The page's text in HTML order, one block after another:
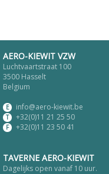
AERO-KIEWIT VZW
Luchtvaartstraat 100
3500 Hasselt
Belgium
E info@aero-kiewit.be
T +32(0)11 21 25 50
F +32(0)11 23 50 41
TAVERNE AERO-KIEWIT
Dagelijks open vanaf 10 uur.